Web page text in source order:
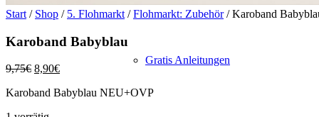
Gratis Anleitungen
Start / Shop / 5. Flohmarkt /Flohmarkt: Zubehör/ Karoband
Karoband Babyblau
9,75€ Ursprünglicher
war:
8,90€Aktueller
ist:
Karoband Babyblau NEU+OVP